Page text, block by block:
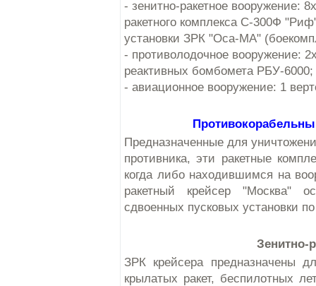
- зенитно-ракетное вооружение:
ракетного комплекса С-300Ф
установки ЗРК "Оса-МА"
- противолодочное вооружение:
реактивных бомбомета РБУ-6000;
- авиационное вооружение: 1
Предназначенные для
противника, эти ракетные
когда либо находившимся на
ракетный крейсер "Москва"
сдвоенных пусковых установки
Зенитно-
ЗРК крейсера предназначены
крылатых ракет, беспилотных